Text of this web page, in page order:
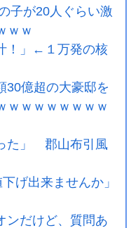
子が20人ぐらい激
ｗｗ
！」←１万発の核
30億超の大豪邸を
ｗｗｗｗｗｗｗｗ
た」 郡山布引風
げ出来ませんか」
ンだけど、質問あ